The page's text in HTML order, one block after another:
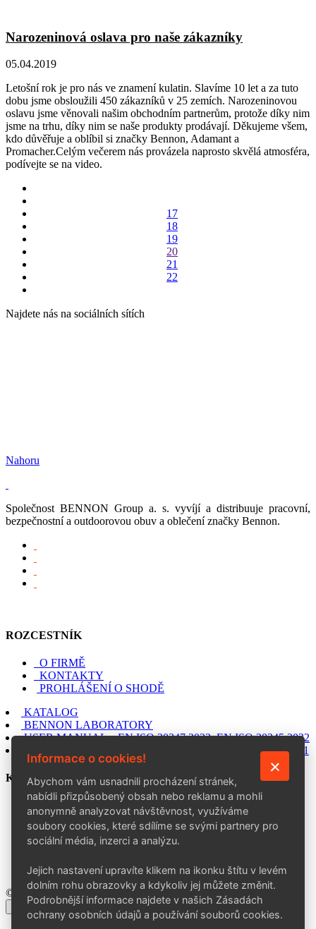
Narozeninová oslava pro naše zákazníky
05.04.2019
Letošní rok je pro nás ve znamení kulatin. Slavíme 10 let a za tuto
dobu jsme obsloužili 450 zákazníků v 25 zemích. Narozeninovou
oslavu jsme věnovali našim obchodním partnerům, protože díky nim
jsme na trhu, díky nim se naše produkty prodávají. Děkujeme všem,
kdo důvěřuje a oblíbil si značky Bennon, Adamant a
Promacher.Celým večerem nás provázela naprosto skvělá atmosféra,
podívejte se na video.
17
18
19
20
21
22
Najdete nás na sociálních sítích
Nahoru
Společnost BENNON Group a. s. vyvíjí a distribuuje pracovní,
bezpečnostní a outdoorovou obuv a oblečení značky Bennon.
ROZCESTNÍK
O FIRMĚ
KONTAKTY
PROHLÁŠENÍ O SHODĚ
KATALOG
BENNON LABORATORY
USER MANUAL – EN ISO 20347:2022, EN ISO 20345:2022
USER MANUAL – EN ISO 20347:2012, EN ISO 20345:2011
KONTAKT
BENNON Group a. s.
Šedesátá 7015, 760 01 Zlín
+420 602 757 164
info@bennon.cz
© 2026 BENNON Group a. s.
Informace o cookies!
Abychom vám usnadnili procházení stránek,
nabídli přizpůsobený obsah nebo reklamu a mohli
anonymně analyzovat návštěvnost, využíváme
soubory cookies, které sdílíme se svými partnery pro
sociální média, inzerci a analýzu.
Jejich nastavení upravíte klikem na ikonku štítu v levém
dolním rohu obrazovky a kdykoliv jej můžete změnit.
Podrobnější informace najdete v našich Zásadách
ochrany osobních údajů a používání souborů cookies.